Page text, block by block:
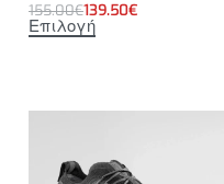
155.00€139.50€
Επιλογή